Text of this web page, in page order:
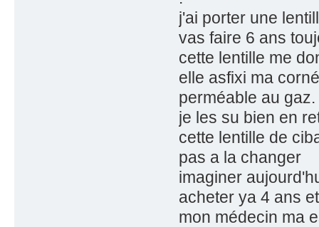
j'ai porter une
vas faire 6 ans
cette lentille me
elle asfixi ma
perméable au gaz.
je les su bien en
cette lentille de
pas a la changer
imaginer
acheter ya 4 ans
mon médecin ma